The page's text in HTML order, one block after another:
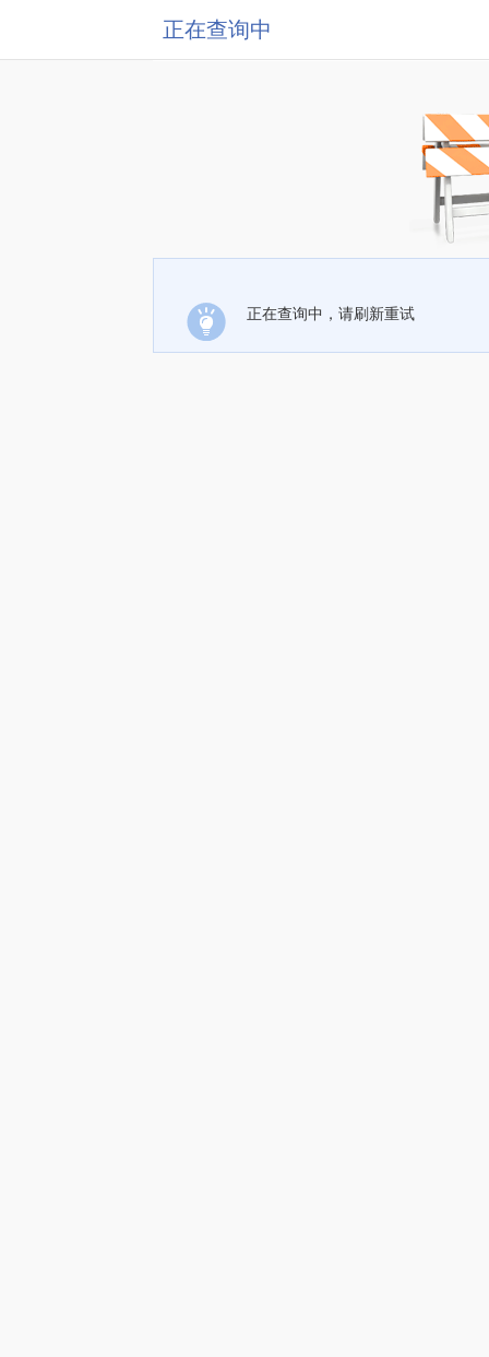
正在查询中
正在查询中，请刷新重试